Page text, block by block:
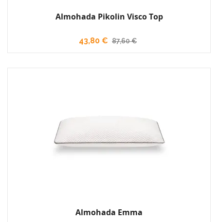
Almohada Pikolin Visco Top
43,80 € 87,60 €
Almohada Emma